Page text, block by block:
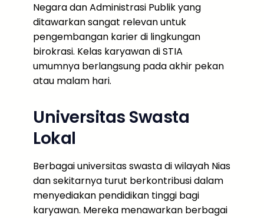
Negara dan Administrasi Publik yang
ditawarkan sangat relevan untuk
pengembangan karier di lingkungan
birokrasi. Kelas karyawan di STIA
umumnya berlangsung pada akhir pekan
atau malam hari.
Universitas Swasta
Lokal
Berbagai universitas swasta di wilayah Nias
dan sekitarnya turut berkontribusi dalam
menyediakan pendidikan tinggi bagi
karyawan. Mereka menawarkan berbagai